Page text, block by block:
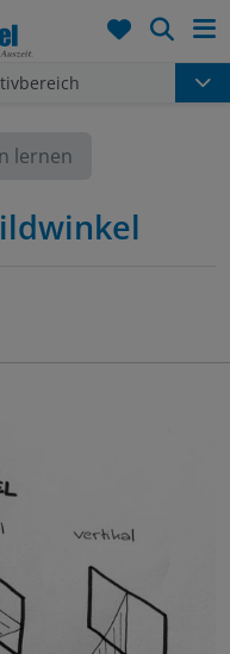
lernen